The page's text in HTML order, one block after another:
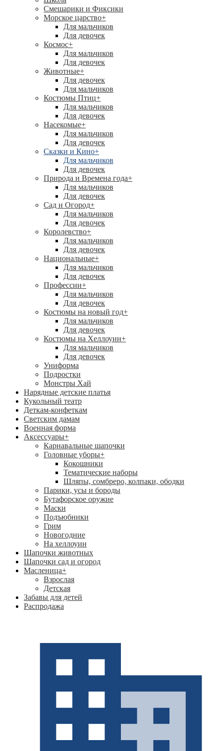
Смешарики и Фиксики
Морское царство+
Для мальчиков
Для девочек
Космос+
Для мальчиков
Для девочек
Животные+
Для девочек
Для мальчиков
Костюмы Птиц+
Для мальчиков
Для девочек
Насекомые+
Для мальчиков
Для девочек
Сказки и Кино+
Для мальчиков
Для девочек
Природа и Времена года+
Для мальчиков
Для девочек
Сад и Огород+
Для мальчиков
Для девочек
Королевство+
Для мальчиков
Для девочек
Национальные+
Для мальчиков
Для девочек
Профессии+
Для мальчиков
Для девочек
Костюмы на новый год+
Для мальчиков
Для девочек
Костюмы на Хеллоуин+
Для мальчиков
Для девочек
Униформа
Подростки
Монстры Хай
Нарядные детские платья
Кукольный театр
Деткам-конфеткам
Светским дамам
Военная форма
Аксессуары+
Карнавальные шапочки
Головные уборы+
Кокошники
Тематические наборы
Шляпы, сомбреро, колпаки, ободки
Парики, усы и бороды
Бутафорское оружие
Маски
Подъюбники
Грим
Новогодние
На хеллоуин
Шапочки животных
Шапочки сад и огород
Масленица+
Взрослая
Детская
Забавы для детей
Распродажа